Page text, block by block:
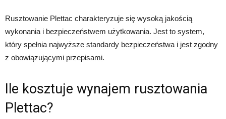
Rusztowanie Plettac charakteryzuje się wysoką jakością
wykonania i bezpieczeństwem użytkowania. Jest to system,
który spełnia najwyższe standardy bezpieczeństwa i jest zgodny
z obowiązującymi przepisami.
Ile kosztuje wynajem rusztowania
Plettac?